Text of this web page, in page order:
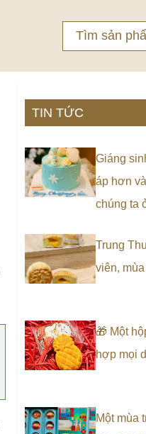
Search
for:
TIN TỨC
Giáng
áp hơn
chúng ta
Trung
viên,
🎁 Một
hợp mọi
Một mùa